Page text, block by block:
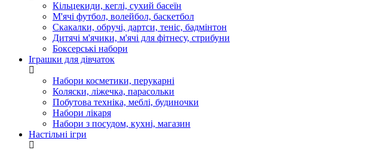
Кільцекиди, кеглі, сухий басеїн
М'ячі футбол, волейбол, баскетбол
Скакалки, обручі, дартси, теніс, бадмінтон
Дитячі м'ячики, м'ячі для фітнесу, стрибуни
Боксерські набори
Іграшки для дівчаток
Набори косметики, перукарні
Коляски, ліжечка, парасольки
Побутова техніка, меблі, будиночки
Набори лікаря
Набори з посудом, кухні, магазин
Настільні ігри